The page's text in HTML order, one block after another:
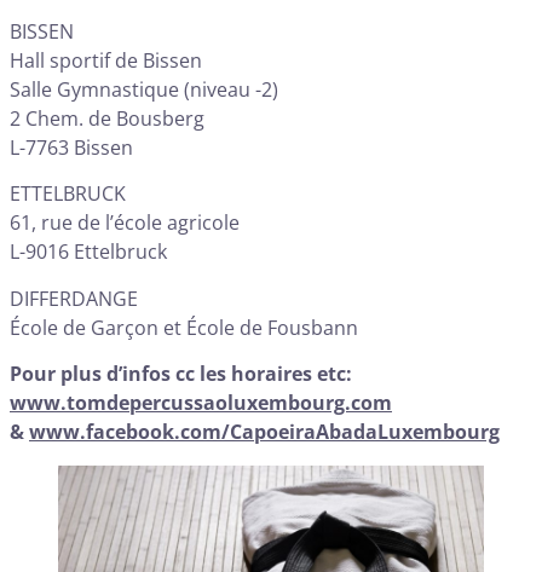
BISSEN
Hall sportif de Bissen
Salle Gymnastique (niveau -2)
2 Chem. de Bousberg
L-7763 Bissen
ETTELBRUCK
61, rue de l’école agricole
L-9016 Ettelbruck
DIFFERDANGE
École de Garçon et École de Fousbann
Pour plus d’infos cc les horaires etc:
www.tomdepercussaoluxembourg.com
&www.facebook.com/CapoeiraAbadaLuxembourg